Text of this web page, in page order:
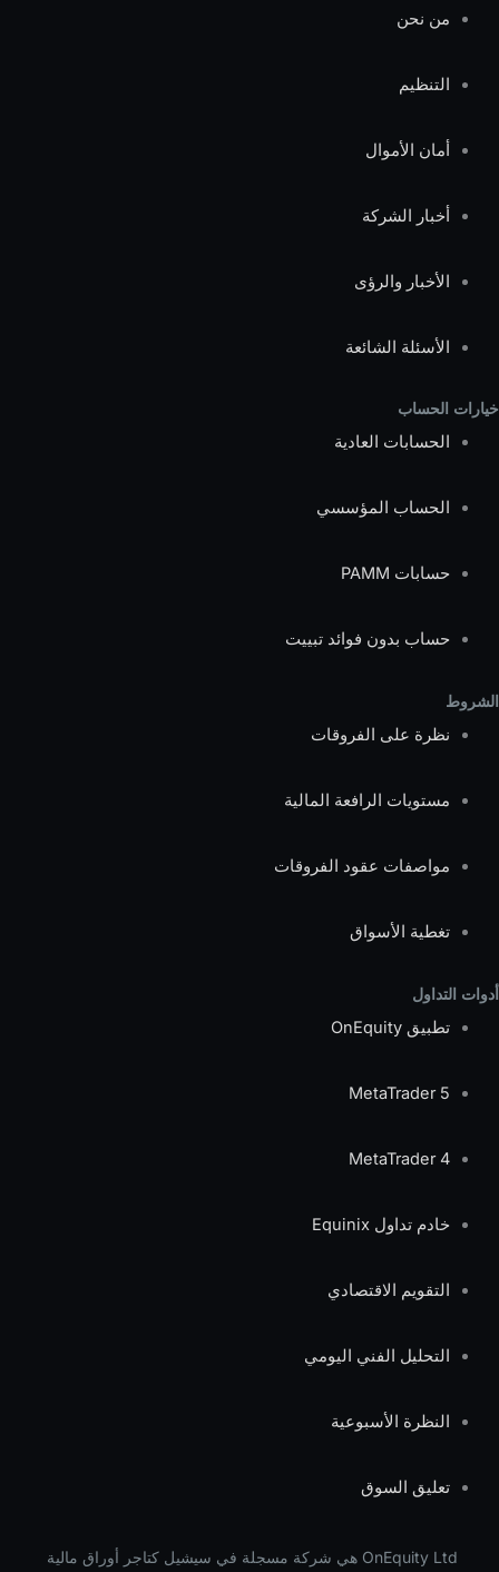
من نحن
التنظيم
أمان الأموال
أخبار الشركة
الأخبار والرؤى
الأسئلة الشائعة
خيارات الحساب
الحسابات العادية
الحساب المؤسسي
حسابات PAMM
حساب بدون فوائد تبييت
الشروط
نظرة على الفروقات
مستويات الرافعة المالية
مواصفات عقود الفروقات
تغطية الأسواق
أدوات التداول
تطبيق OnEquity
MetaTrader 5
MetaTrader 4
خادم تداول Equinix
التقويم الاقتصادي
التحليل الفني اليومي
النظرة الأسبوعية
تعليق السوق
OnEquity Ltd هي شركة مسجلة في سيشيل كتاجر أوراق مالية